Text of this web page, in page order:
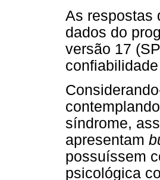
As respostas
dados do
versão 17
síndrome,
apresentam
possuíssem
psicológica